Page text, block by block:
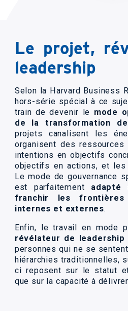
Le projet,
leadership
Selon la Harvard Business
hors-série spécial à ce
train de devenir le mode
de la transformation
projets canalisent les
organisent des
intentions en objectifs
objectifs en actions, et les
Le mode de gouvernance
est parfaitement adapté
franchir les frontières
internes et externes.
Enfin, le travail en mode
révélateur de leadership
personnes qui ne se
hiérarchies traditionnelles,
ci reposent sur le statut
que sur la capacité à